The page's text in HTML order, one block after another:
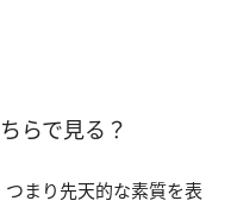
らで見る？
まり先天的な素質を表